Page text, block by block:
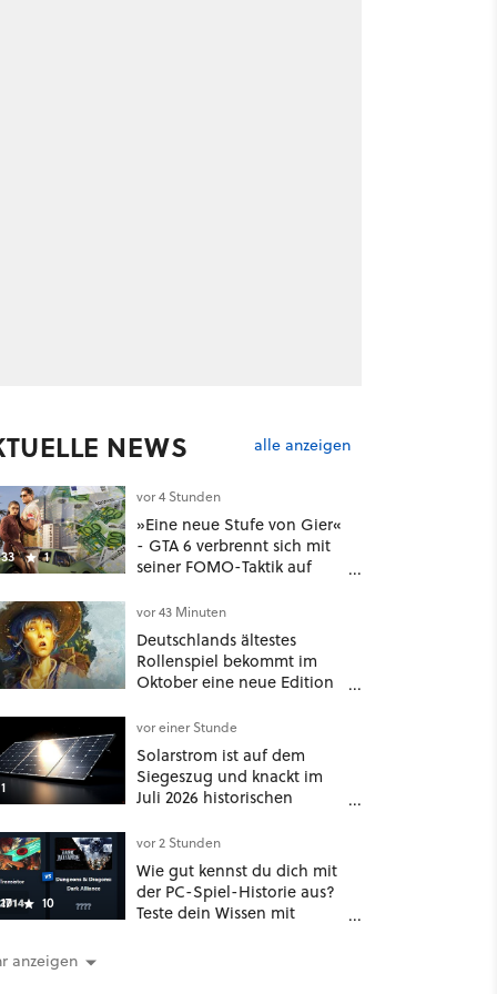
NEWS alle anzeigen
1
vor 4 Stunden
»Eine neue Stufe von Gier«
- GTA 6 verbrennt sich mit
seiner FOMO-Taktik auf
vor 43 Minuten
Deutschlands ältestes
Rollenspiel bekommt im
Oktober eine neue Edition
vor einer Stunde
Solarstrom ist auf dem
Siegeszug und knackt im
Juli 2026 historischen
Erfolg bleibt unsichtbar
10
vor 2 Stunden
Wie gut kennst du dich mit
der PC-Spiel-Historie aus?
Teste dein Wissen mit
anzeigen